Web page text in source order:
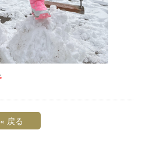
« 戻る